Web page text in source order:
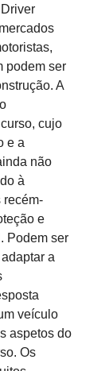
podem ser
A
cujo
e a
não
à
recém-
e
Podem ser
a
veículo
aspetos do
Os